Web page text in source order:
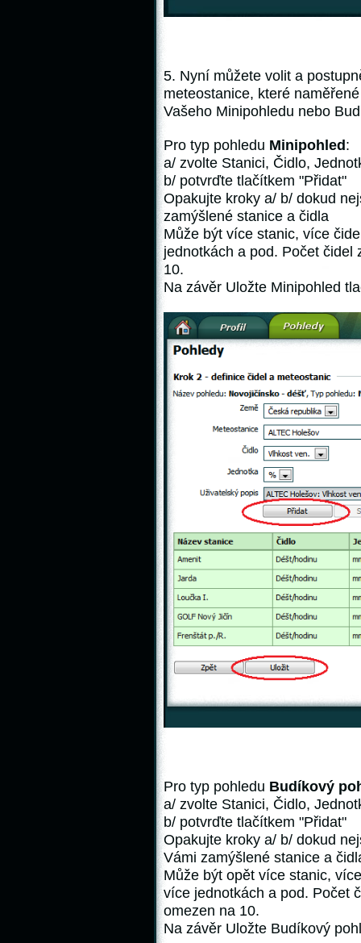
5. Nyní můžete volit a
meteostanice, které
Vašeho Minipohledu nebo
Pro typ pohledu Minipohled :
a/ zvolte Stanici, Čidlo,
b/ potvrďte tlačítkem "Přidat"
Opakujte kroky a/ b/ dokud
zamýšlené stanice a čidla
Může být více stanic, více
jednotkách a pod. Počet čidel
10.
Na závěr Uložte Minipohled
Pro typ pohledu Budíkový
a/ zvolte Stanici, Čidlo,
b/ potvrďte tlačítkem "Přidat"
Opakujte kroky a/ b/ dokud
Vámi zamýšlené stanice a
Může být opět více stanic,
více jednotkách a pod. Počet
omezen na 10.
Na závěr Uložte Budíkový